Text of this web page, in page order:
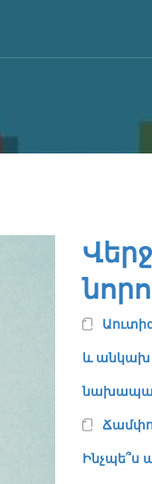
և անկախ
Ինչպե՞ս